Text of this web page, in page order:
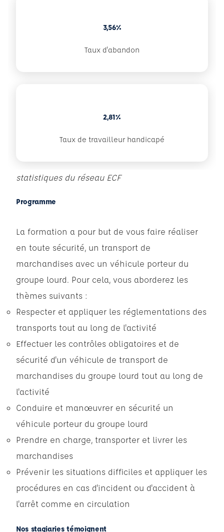
3,56%
Taux d'abandon
2,81%
Taux de travailleur handicapé
statistiques du réseau ECF
Programme
La formation a pour but de vous faire réaliser
en toute sécurité, un transport de
marchandises avec un véhicule porteur du
groupe lourd. Pour cela, vous aborderez les
thèmes suivants :
Respecter et appliquer les réglementations des
transports tout au long de l'activité
Effectuer les contrôles obligatoires et de
sécurité d'un véhicule de transport de
marchandises du groupe lourd tout au long de
l'activité
Conduire et manœuvrer en sécurité un
véhicule porteur du groupe lourd
Prendre en charge, transporter et livrer les
marchandises
Prévenir les situations difficiles et appliquer les
procédures en cas d'incident ou d'accident à
l'arrêt comme en circulation
Nos stagiaries témoignent